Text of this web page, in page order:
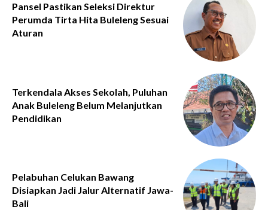
Pansel Pastikan Seleksi Direktur
Perumda Tirta Hita Buleleng Sesuai
Aturan
Terkendala Akses Sekolah, Puluhan
Anak Buleleng Belum Melanjutkan
Pendidikan
Pelabuhan Celukan Bawang
Disiapkan Jadi Jalur Alternatif Jawa-
Bali